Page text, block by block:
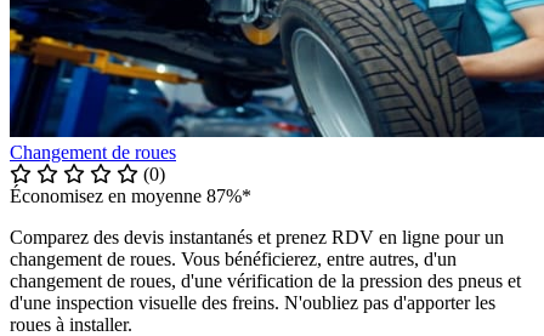
Changement de roues
(0)
Économisez en moyenne 87%*
Comparez des devis instantanés et prenez RDV en ligne pour un
changement de roues. Vous bénéficierez, entre autres, d'un
changement de roues, d'une vérification de la pression des pneus et
d'une inspection visuelle des freins. N'oubliez pas d'apporter les
roues à installer.